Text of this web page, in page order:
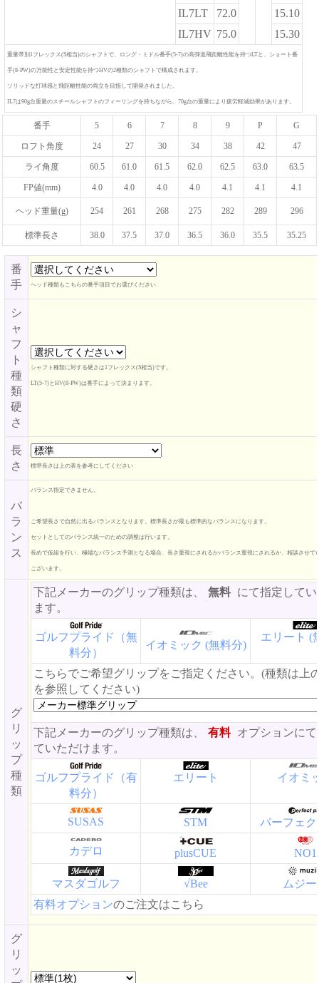
IL7LT
72.0
15.10
IL7HV 75.0 15.30
重量帯別1フレックス(S相当)のシャフトで、ロング・ミドル番手(5-7)の高弾道飛距離性能を持つLTと、ショート番
手(8-PW)の万能性と安定性能を持つHVの2種類のシャフトで構成されます。
ソリッドな打球感と飛距離性能の両立を目指して開発されました。
IL7は90g台重量のスチールシャフトのフィーリングを持ちながら、70g台の重量により疲労軽減効果があります。
番手 5 6 7 8 9 P G
ロフト角度 24 27 30 34 38 42 47
ライ角度 60.5 61.0 61.5 62.0 62.5 63.0 63.5
FP値(mm) 4.0 4.0 4.0 4.0 4.1 4.1 4.1
ヘッド重量(g) 254 261 268 275 282 289 296
標準長さ 38.0 37.5 37.0 36.5 36.0 35.5 35.25
番
手
ヘッド種類もこちらの番手項目でお選びください
シ
ャ
フ
ト
種
類
硬
さ
シャフト種類に対する硬さは1フレックス(S相当)です。
LT(5-7)とHV(8-PW)は番手によって決まります。
長
さ
標準長さは上の表を参考にしてください
バ
ラ
ン
ス
バランス指定できません。
ご希望長さで自然に出るバランスとなります。標準長さが最も標準的なバランスになります。
セットとしてのバランス統一のための調整は行います。
長めで仮組を行い、極端なバランス予測となる場合、長さ重視にされるかバランス重視にされるか、相談させて
ございます。
グ
リ
ッ
プ
種
類
下記メーカーのグリップ種類は、 無料 にて指定して
ます。
ゴルフプライド（無
料分）
イオミック (無料分)
エリート (
こちらでご希望グリップをご指定ください。(種類は上
を参照してください)
下記メーカーのグリップ種類は、 有料 オプションに
ていただけます。
ゴルフプライド（有
料分）
エリート イオミ
SUSAS STM パーフェ
カデロ plusCUE NO1
マスダゴルフ √Bee
ムジ
有料オプションのご注文はこちら
グ
リ
ッ